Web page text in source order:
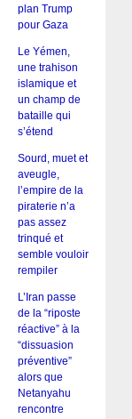
plan Trump
pour Gaza
Le Yémen,
une trahison
islamique et
un champ de
bataille qui
s’étend
Sourd, muet et
aveugle,
l’empire de la
piraterie n’a
pas assez
trinqué et
semble vouloir
rempiler
L’Iran passe
de la “riposte
réactive” à la
“dissuasion
préventive”
alors que
Netanyahu
rencontre